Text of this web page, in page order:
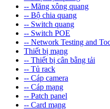
-- Măng xông quang
-- Bộ chia quang
-- Switch quang
-- Switch POE
-- Network Testing and
Thiết bị mạng
-- Thiết bị cân bằng tải
-- Tủ rack
-- Cáp camera
-- Cáp mạng
-- Patch panel
-- Card mạng